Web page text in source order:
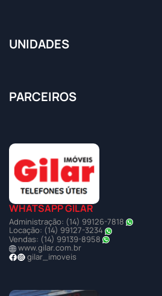
UNIDADES
PARCEIROS
WHATSAPP GILAR
Administração: (14) 99126-7818
Locação: (14) 99127-3234
Vendas: (14) 99139-8958
www.gilar.com.br
gilar_imoveis